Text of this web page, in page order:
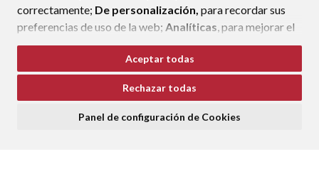
correctamente; De personalización, para recordar sus
preferencias de uso de la web; Analíticas, para mejorar el
funcionamiento de la web y sus servicios.
Si acepta pulsando el botón“Aceptar todas”
consideramos que acepta su uso. Si pulsa el botón
ninguna acción, se guardarán las cookies técnicas
Aceptar todas
Rechazar todas
Panel de configuración de Cookies